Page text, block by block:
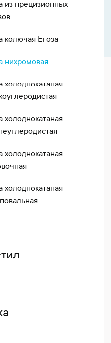
из прецизионных
колючая Егоза
нихромовая
холоднокатаная
холоднокатаная
холоднокатаная
холоднокатаная